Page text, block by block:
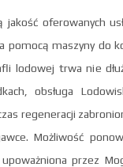
oferowanych
pomocą maszyny do
lodowej trwa nie
obsługa
regeneracji
Możliwość
przez